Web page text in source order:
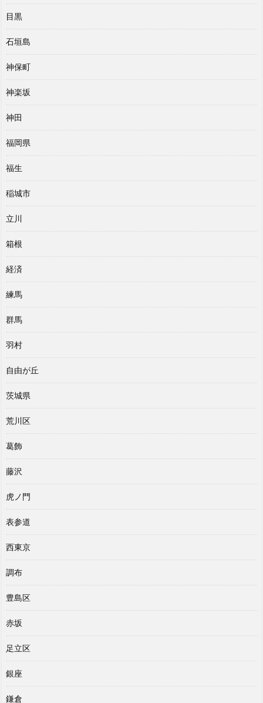
目黒
石垣島
神保町
神楽坂
神田
福岡県
福生
稲城市
立川
箱根
経済
練馬
群馬
羽村
自由が丘
茨城県
荒川区
葛飾
藤沢
虎ノ門
表参道
西東京
調布
豊島区
赤坂
足立区
銀座
鎌倉